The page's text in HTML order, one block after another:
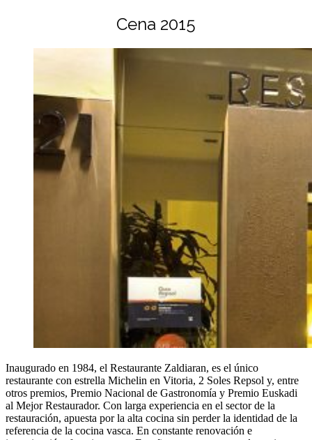
Cena 2015
Inaugurado en 1984, el Restaurante Zaldiaran, es el único
restaurante con estrella Michelin en Vitoria, 2 Soles Repsol y, entre
otros premios, Premio Nacional de Gastronomía y Premio Euskadi
al Mejor Restaurador. Con larga experiencia en el sector de la
restauración, apuesta por la alta cocina sin perder la identidad de la
referencia de la cocina vasca. En constante renovación e